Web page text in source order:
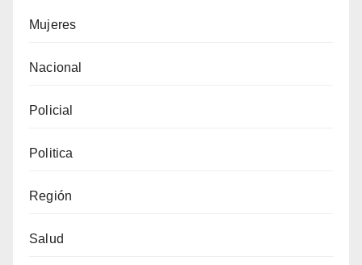
Mujeres
Nacional
Policial
Politica
Región
Salud